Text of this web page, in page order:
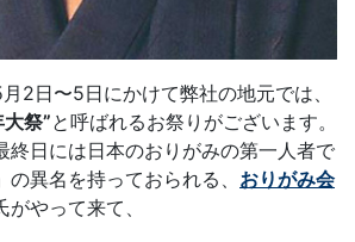
2日〜5日にかけて弊社の地元では、
祭”と呼ばれるお祭りがございます。
終日には日本のおりがみの第一人者で
の異名を持っておられる、 おりがみ会
がやって来て、